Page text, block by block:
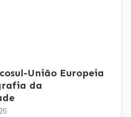
União Europeia
da